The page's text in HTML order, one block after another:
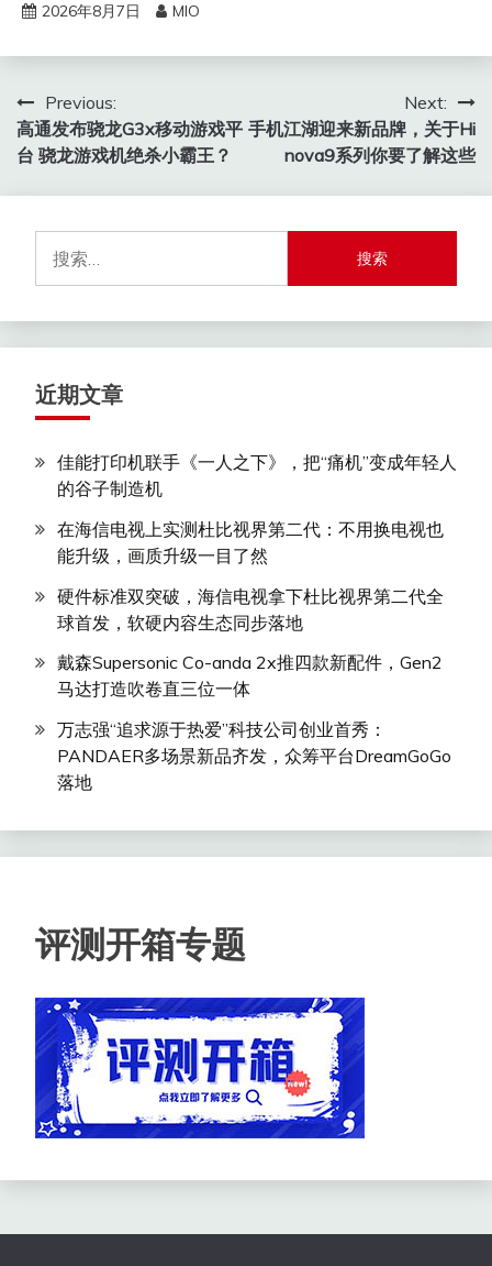
2026年8月7日 MIO
文
章
导
航
Previous:
高通发布骁龙G3x移动游戏平
台 骁龙游戏机绝杀小霸王？
Next:
手机江湖迎来新品牌，关于Hi
nova9系列你要了解这些
索：
近期文章
佳能打印机联手《一人之下》，把“痛机”变成年轻人
的谷子制造机
在海信电视上实测杜比视界第二代：不用换电视也
能升级，画质升级一目了然
硬件标准双突破，海信电视拿下杜比视界第二代全
球首发，软硬内容生态同步落地
戴森Supersonic Co-anda 2x推四款新配件，Gen2
马达打造吹卷直三位一体
万志强“追求源于热爱”科技公司创业首秀：
PANDAER多场景新品齐发，众筹平台DreamGoGo
落地
评测开箱专题